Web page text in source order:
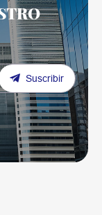
Suscribir